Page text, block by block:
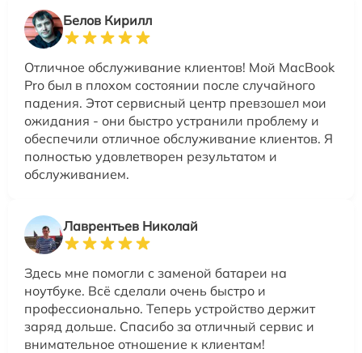
Белов Кирилл
Отличное обслуживание клиентов! Мой MacBook
Pro был в плохом состоянии после случайного
падения. Этот сервисный центр превзошел мои
ожидания - они быстро устранили проблему и
обеспечили отличное обслуживание клиентов. Я
полностью удовлетворен результатом и
обслуживанием.
Лаврентьев Николай
Здесь мне помогли с заменой батареи на
ноутбуке. Всё сделали очень быстро и
профессионально. Теперь устройство держит
заряд дольше. Спасибо за отличный сервис и
внимательное отношение к клиентам!